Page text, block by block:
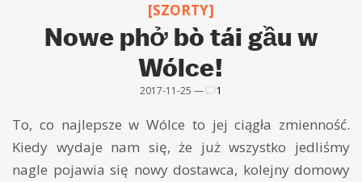
[SZORTY]
Nowe phở bò tái gầu w
Wólce!
2017-11-25 — 1
To, co najlepsze w Wólce to jej ciągła zmienność.
Kiedy wydaje nam się, że już wszystko jedliśmy
nagle pojawia się nowy dostawca, kolejny domowy